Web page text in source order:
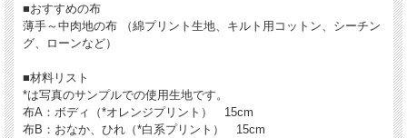
■おすすめの布
薄手～中肉地の布 （綿プリント生地、キルト用コットン、シーチン
グ、ローンなど）
■材料リスト
*は写真のサンプルでの使用生地です。
布A：ボディ（*オレンジプリント） 15cm
布B：おなか、ひれ（*白系プリント） 15cm